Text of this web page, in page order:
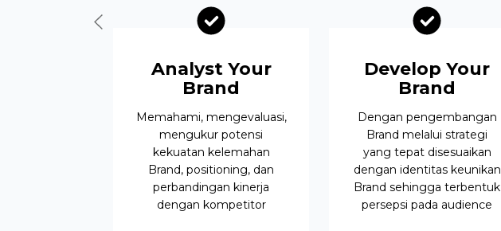
Analyst Your
Brand
Memahami, mengevaluasi,
mengukur potensi
kekuatan kelemahan
Brand, positioning, dan
perbandingan kinerja
dengan kompetitor
Develop Your
Brand
Dengan pengembangan
Brand melalui strategi
yang tepat disesuaikan
dengan identitas keunikan
Brand sehingga terbentuk
persepsi pada audience